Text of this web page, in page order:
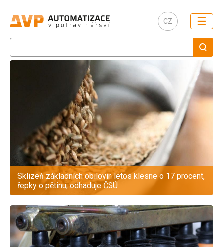
CZ ☰
Sklizeň základních obilovin letos klesne o 17 procent,
řepky o pětinu, odhaduje ČSÚ